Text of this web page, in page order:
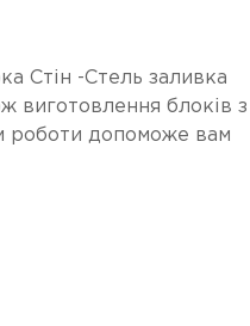
Стін -Стель заливка
виготовлення блоків з
роботи допоможе вам